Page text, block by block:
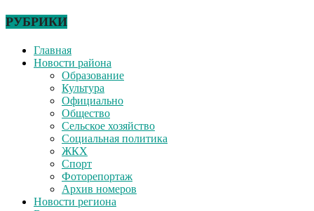
РУБРИКИ
Главная
Новости района
Образование
Культура
Официально
Общество
Сельское хозяйство
Социальная политика
ЖКХ
Спорт
Фоторепортаж
Архив номеров
Новости региона